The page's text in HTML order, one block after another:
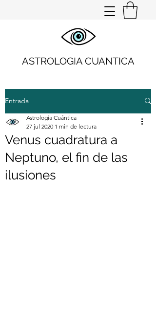
ASTROLOGIA CUANTICA
Entrada
Venus cuadratura a
Neptuno, el fin de las
ilusiones
Astrología Cuántica
27 jul 2020 1 min de lectura